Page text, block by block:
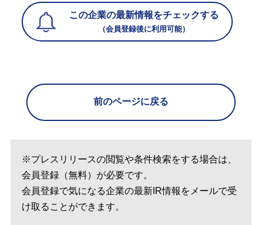
この企業の最新情報をチェックする
（会員登録後に利用可能）
前のページに戻る
※プレスリリースの閲覧や条件検索をする場合は、
会員登録（無料）が必要です。
会員登録で気になる企業の最新IR情報をメールで受
け取ることができます。